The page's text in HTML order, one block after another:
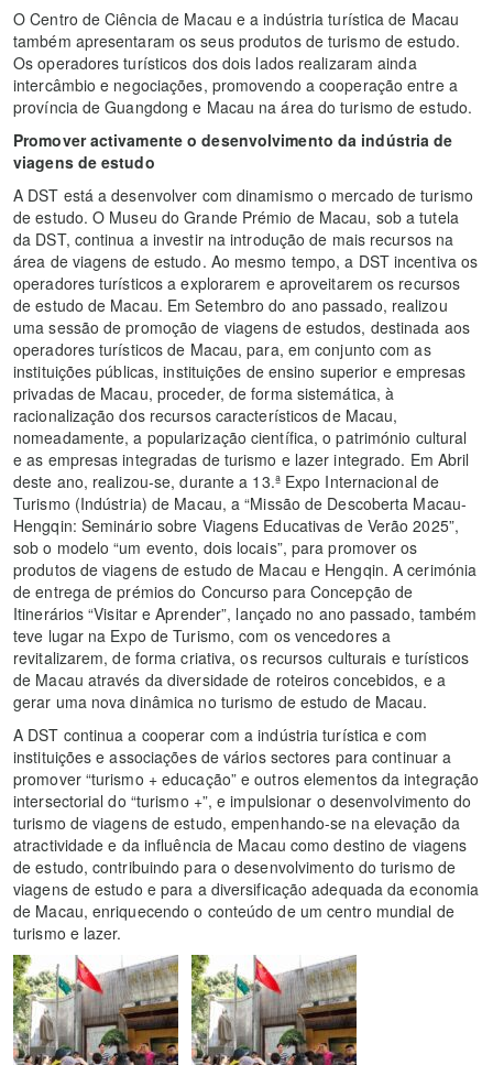
O Centro de Ciência de Macau e a indústria turística de Macau
também apresentaram os seus produtos de turismo de estudo.
Os operadores turísticos dos dois lados realizaram ainda
intercâmbio e negociações, promovendo a cooperação entre a
província de Guangdong e Macau na área do turismo de estudo.
Promover activamente o desenvolvimento da indústria de
viagens de estudo
A DST está a desenvolver com dinamismo o mercado de turismo
de estudo. O Museu do Grande Prémio de Macau, sob a tutela
da DST, continua a investir na introdução de mais recursos na
área de viagens de estudo. Ao mesmo tempo, a DST incentiva os
operadores turísticos a explorarem e aproveitarem os recursos
de estudo de Macau. Em Setembro do ano passado, realizou
uma sessão de promoção de viagens de estudos, destinada aos
operadores turísticos de Macau, para, em conjunto com as
instituições públicas, instituições de ensino superior e empresas
privadas de Macau, proceder, de forma sistemática, à
racionalização dos recursos característicos de Macau,
nomeadamente, a popularização científica, o património cultural
e as empresas integradas de turismo e lazer integrado. Em Abril
deste ano, realizou-se, durante a 13.ª Expo Internacional de
Turismo (Indústria) de Macau, a “Missão de Descoberta Macau-
Hengqin: Seminário sobre Viagens Educativas de Verão 2025”,
sob o modelo “um evento, dois locais”, para promover os
produtos de viagens de estudo de Macau e Hengqin. A cerimónia
de entrega de prémios do Concurso para Concepção de
Itinerários “Visitar e Aprender”, lançado no ano passado, também
teve lugar na Expo de Turismo, com os vencedores a
revitalizarem, de forma criativa, os recursos culturais e turísticos
de Macau através da diversidade de roteiros concebidos, e a
gerar uma nova dinâmica no turismo de estudo de Macau.
A DST continua a cooperar com a indústria turística e com
instituições e associações de vários sectores para continuar a
promover “turismo + educação” e outros elementos da integração
intersectorial do “turismo +”, e impulsionar o desenvolvimento do
turismo de viagens de estudo, empenhando-se na elevação da
atractividade e da influência de Macau como destino de viagens
de estudo, contribuindo para o desenvolvimento do turismo de
viagens de estudo e para a diversificação adequada da economia
de Macau, enriquecendo o conteúdo de um centro mundial de
turismo e lazer.